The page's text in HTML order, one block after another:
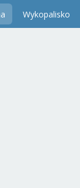
Wykopalisko